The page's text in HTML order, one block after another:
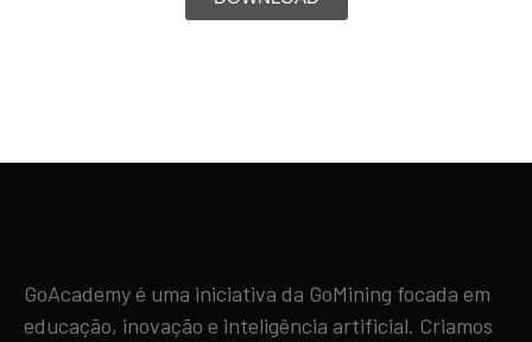
GoAcademy é uma iniciativa da GoMining focada em
educação, inovação e inteligência artificial. Criamos